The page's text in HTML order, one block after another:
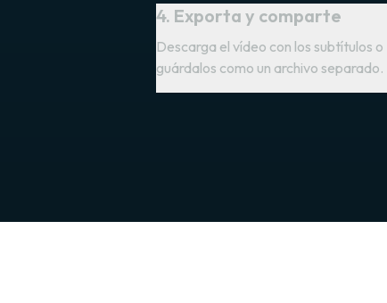
4. Exporta y comparte
Descarga el vídeo con los subtítulos o
guárdalos como un archivo separado.